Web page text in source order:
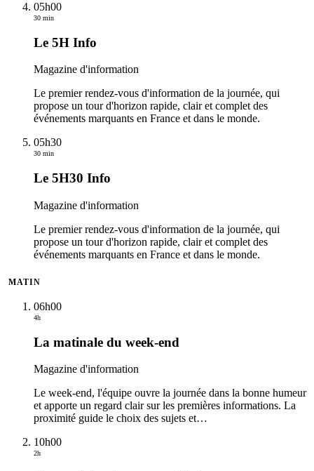
05h00
30 min
Le 5H Info
Magazine d'information
Le premier rendez-vous d'information de la journée, qui
propose un tour d'horizon rapide, clair et complet des
événements marquants en France et dans le monde.
05h30
30 min
Le 5H30 Info
Magazine d'information
Le premier rendez-vous d'information de la journée, qui
propose un tour d'horizon rapide, clair et complet des
événements marquants en France et dans le monde.
MATIN
06h00
4h
La matinale du week-end
Magazine d'information
Le week-end, l'équipe ouvre la journée dans la bonne humeur
et apporte un regard clair sur les premières informations. La
proximité guide le choix des sujets et…
10h00
2h